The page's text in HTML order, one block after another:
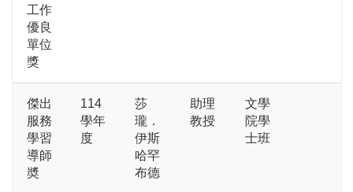
工作
優良
單位
獎
傑出
服務
學習
導師
奬
114
學年
度
莎
瓏．
伊斯
哈罕
布德
助理
教授
文學
院學
士班